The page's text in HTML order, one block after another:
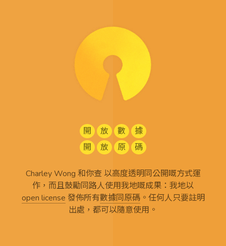
開 放 數
據
開
放 原 碼
Charley Wong 和你查 以高度透明同公開嘅方式運
作，而且鼓勵同路人使用我地嘅成果：我地以
open license 發佈所有數據同原碼。任何人只要註明
出處，都可以隨意使用。